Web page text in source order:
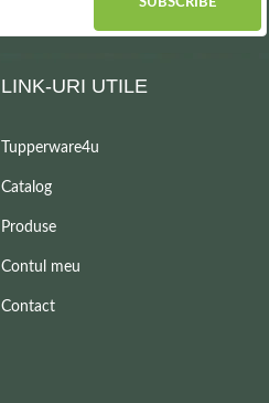
LINK-URI UTILE
Tupperware4u
Catalog
Produse
Contul meu
Contact